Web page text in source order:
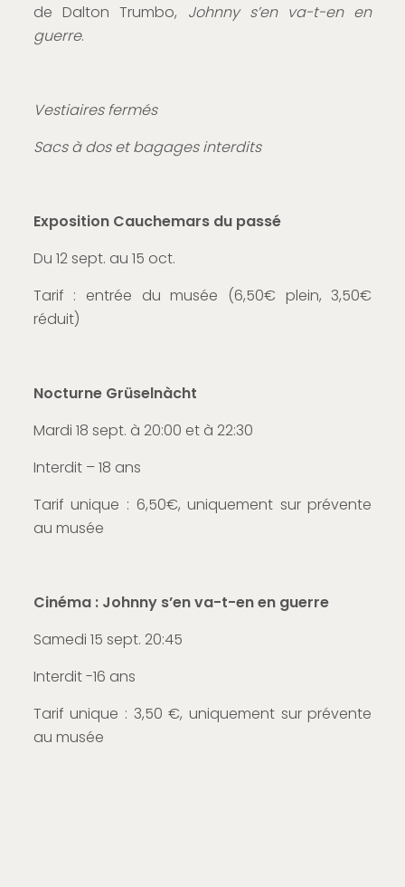
de Dalton Trumbo, Johnny s’en va-t-en en
guerre.
Vestiaires fermés
Sacs à dos et bagages interdits
Exposition Cauchemars du passé
Du 12 sept. au 15 oct.
Tarif : entrée du musée (6,50€ plein, 3,50€
réduit)
Nocturne Grüselnàcht
Mardi 18 sept. à 20:00 et à 22:30
Interdit – 18 ans
Tarif unique : 6,50€, uniquement sur prévente
au musée
Cinéma : Johnny s’en va-t-en en guerre
Samedi 15 sept. 20:45
Interdit -16 ans
Tarif unique : 3,50 €, uniquement sur prévente
au musée